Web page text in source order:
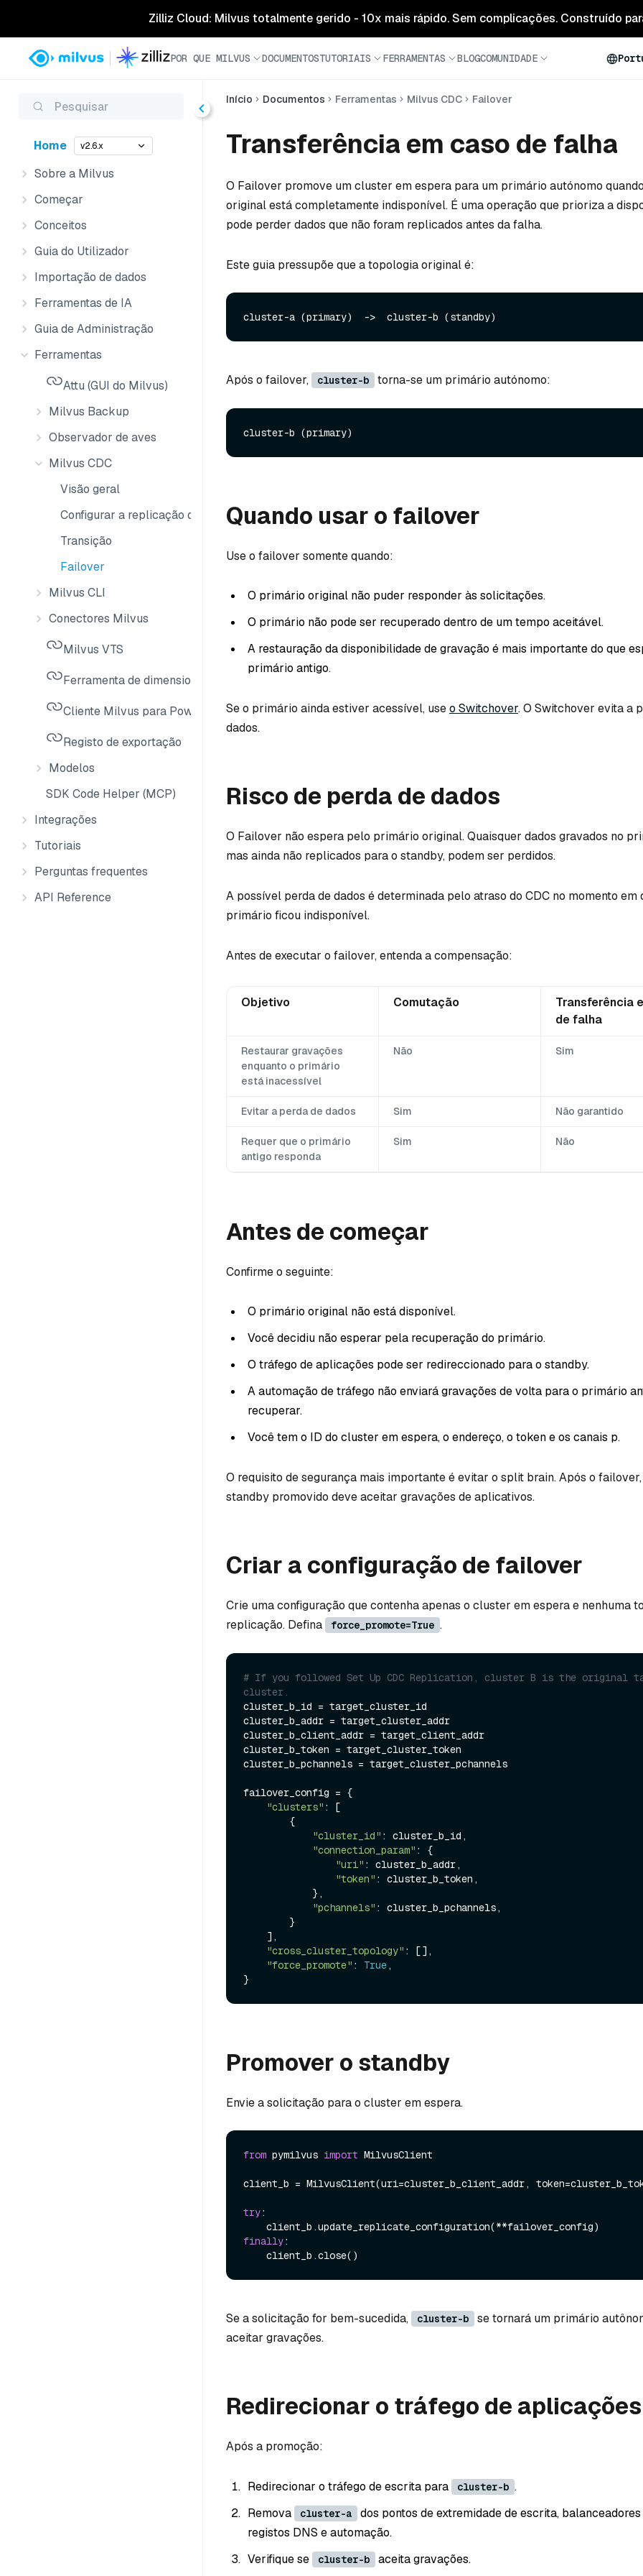
Zilliz Cloud: Milvus totalmente gerido - 10x mais rápido. Sem complicações. Construído
POR QUE MILVUS DOCUMENTOSTUTORIAIS FERRAMENTAS BLOGCOMUNIDADE
Pesquisar
Home v2.6.x
Sobre a Milvus
Começar
Conceitos
Guia do Utilizador
Importação de dados
Ferramentas de IA
Guia de Administração
Ferramentas
Attu (GUI do Milvus)
Milvus Backup
Observador de aves
Milvus CDC
Visão geral
Configurar a replicação do CDC
Transição
Failover
Milvus CLI
Conectores Milvus
Milvus VTS
Ferramenta de dimensionamento Milvus
Cliente Milvus para PowerShell
Registo de exportação
Modelos
SDK Code Helper (MCP)
Integrações
Tutoriais
Perguntas frequentes
API Reference
Início Documentos Ferramentas Milvus CDC Failover
Transferência em caso de falha
O Failover promove um cluster em espera para um primário autónomo
original está completamente indisponível. É uma operação que prioriza a
pode perder dados que não foram replicados antes da falha.
Este guia pressupõe que a topologia original é:
Após o failover, cluster-b torna-se um primário autónomo:
Quando usar o failover
Use o failover somente quando:
O primário original não puder responder às solicitações.
O primário não pode ser recuperado dentro de um tempo aceitável.
A restauração da disponibilidade de gravação é mais importante do que
primário antigo.
Se o primário ainda estiver acessível, useo Switchover. O Switchover evita a
dados.
Risco de perda de dados
O Failover não espera pelo primário original. Quaisquer dados gravados no
mas ainda não replicados para o standby, podem ser perdidos.
A possível perda de dados é determinada pelo atraso do CDC no momento em
primário ficou indisponível.
Antes de executar o failover, entenda a compensação:
Objetivo Comutação
Transferência
de falha
Restaurar gravações
enquanto o primário
está inacessível
Não Sim
Evitar a perda de dados Sim Não garantido
Requer que o primário
antigo responda
Sim Não
Antes de começar
Confirme o seguinte:
O primário original não está disponível.
Você decidiu não esperar pela recuperação do primário.
O tráfego de aplicações pode ser redireccionado para o standby.
A automação de tráfego não enviará gravações de volta para o primário
recuperar.
Você tem o ID do cluster em espera, o endereço, o token e os canais p.
O requisito de segurança mais importante é evitar o split brain. Após o
standby promovido deve aceitar gravações de aplicativos.
Criar a configuração de failover
Crie uma configuração que contenha apenas o cluster em espera e nenhuma
replicação. Defina
force_promote=True .
# If you followed Set Up CDC Replication, cluster B is the original
cluster.
cluster_b_id = target_cluster_id
cluster_b_addr = target_cluster_addr
cluster_b_client_addr = target_client_addr
cluster_b_token = target_cluster_token
cluster_b_pchannels = target_cluster_pchannels
failover_config = {
"clusters" : [
"cluster_id" : cluster_b_id,
"connection_param" : {
"uri" : cluster_b_addr,
"token" : cluster_b_token,
"pchannels" : cluster_b_pchannels,
"cross_cluster_topology" : [],
"force_promote" : True ,
Promover o standby
Envie a solicitação para o cluster em espera.
from pymilvus import MilvusClient
client_b = MilvusClient(uri=cluster_b_client_addr,
try:
finally:
Se a solicitação for bem-sucedida, cluster-b
se tornará um primário
aceitar gravações.
Redirecionar o tráfego de aplicações
Após a promoção:
Redirecionar o tráfego de escrita para cluster-b .
Remova
cluster-a
dos pontos de extremidade de escrita,
registos DNS e automação.
Verifique se
cluster-b aceita gravações.